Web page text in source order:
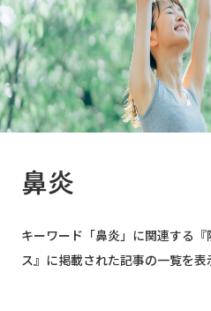
鼻炎
キーワード「鼻炎」に関連する
ス』に掲載された記事の一覧を表
阪急阪神ホー
ヘルスケ